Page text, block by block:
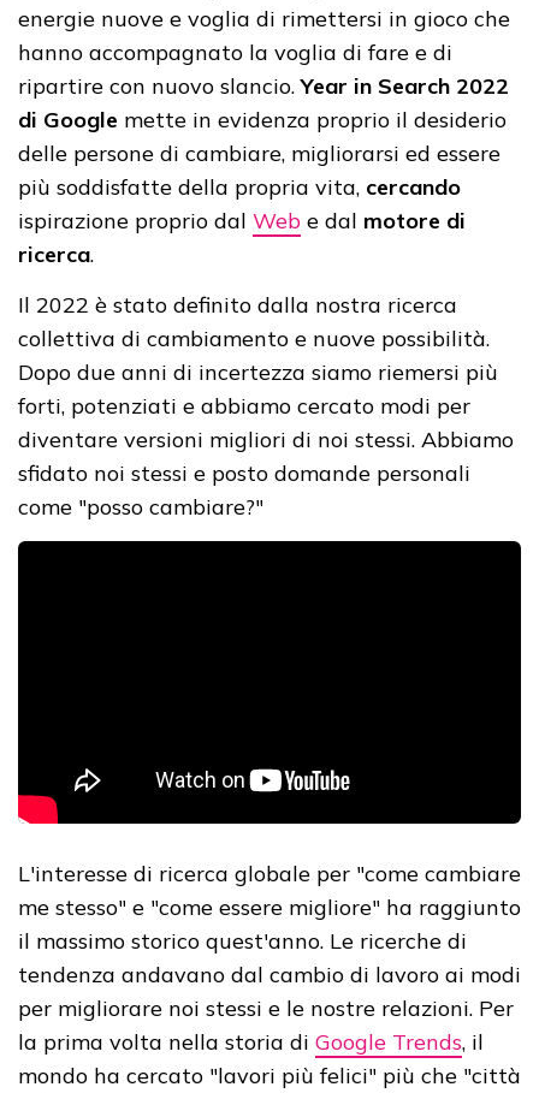
energie nuove e voglia di rimettersi in gioco che
hanno accompagnato la voglia di fare e di
ripartire con nuovo slancio.Year in Search 2022
di Google mette in evidenza proprio il desiderio
delle persone di cambiare, migliorarsi ed essere
più soddisfatte della propria vita, cercando
ispirazione proprio dal Web e dal motore di
ricerca.
Il 2022 è stato definito dalla nostra ricerca
collettiva di cambiamento e nuove possibilità.
Dopo due anni di incertezza siamo riemersi più
forti, potenziati e abbiamo cercato modi per
diventare versioni migliori di noi stessi. Abbiamo
sfidato noi stessi e posto domande personali
come "posso cambiare?"
L'interesse di ricerca globale per "come cambiare
me stesso" e "come essere migliore" ha raggiunto
il massimo storico quest'anno. Le ricerche di
tendenza andavano dal cambio di lavoro ai modi
per migliorare noi stessi e le nostre relazioni. Per
la prima volta nella storia di Google Trends, il
mondo ha cercato "lavori più felici" più che "città